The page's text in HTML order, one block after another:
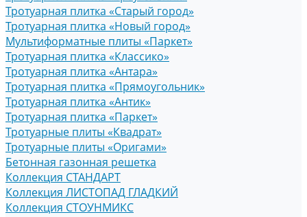
Тротуарная плитка «Старый город»
Тротуарная плитка «Новый город»
Мультиформатные плиты «Паркет»
Тротуарная плитка «Классико»
Тротуарная плитка «Антара»
Тротуарная плитка «Прямоугольник»
Тротуарная плитка «Антик»
Тротуарная плитка «Паркет»
Тротуарные плиты «Квадрат»
Тротуарные плиты «Оригами»
Бетонная газонная решетка
Коллекция СТАНДАРТ
Коллекция ЛИСТОПАД ГЛАДКИЙ
Коллекция СТОУНМИКС